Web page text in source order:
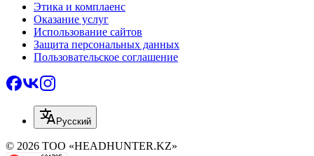
Этика и комплаенс
Оказание услуг
Использование сайтов
Защита персональных данных
Пользовательское соглашение
Русский
© 2026 ТОО «HEADHUNTER.KZ»